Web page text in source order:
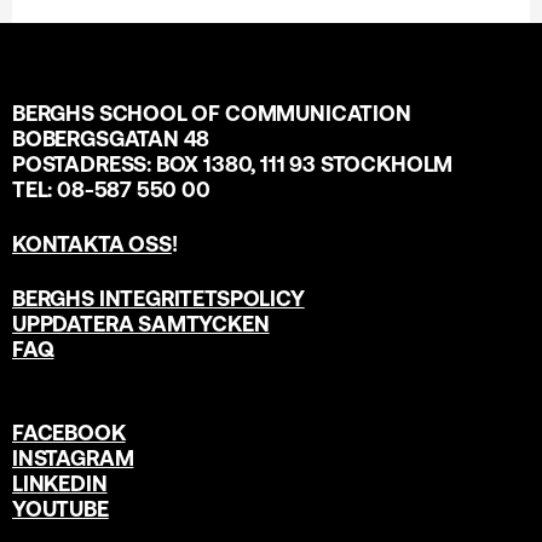
BERGHS SCHOOL OF COMMUNICATION
BOBERGSGATAN 48
POSTADRESS: BOX 1380, 111 93 STOCKHOLM
TEL: 08-587 550 00
KONTAKTA OSS!
BERGHS INTEGRITETSPOLICY
UPPDATERA SAMTYCKEN
FAQ
FACEBOOK
INSTAGRAM
LINKEDIN
YOUTUBE